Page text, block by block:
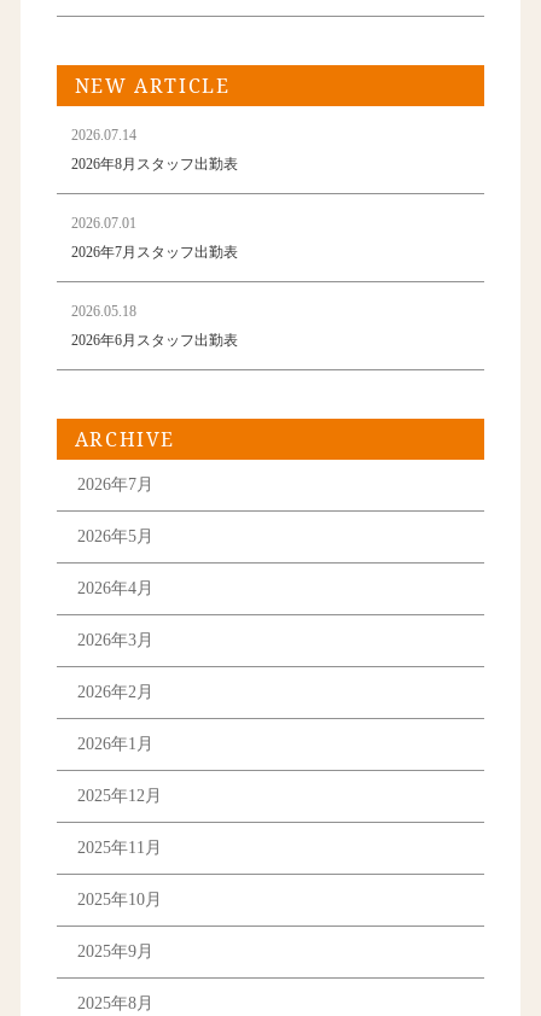
NEW ARTICLE
2026.07.14
2026年8月スタッフ出勤表
2026.07.01
2026年7月スタッフ出勤表
2026.05.18
2026年6月スタッフ出勤表
ARCHIVE
2026年7月
2026年5月
2026年4月
2026年3月
2026年2月
2026年1月
2025年12月
2025年11月
2025年10月
2025年9月
2025年8月